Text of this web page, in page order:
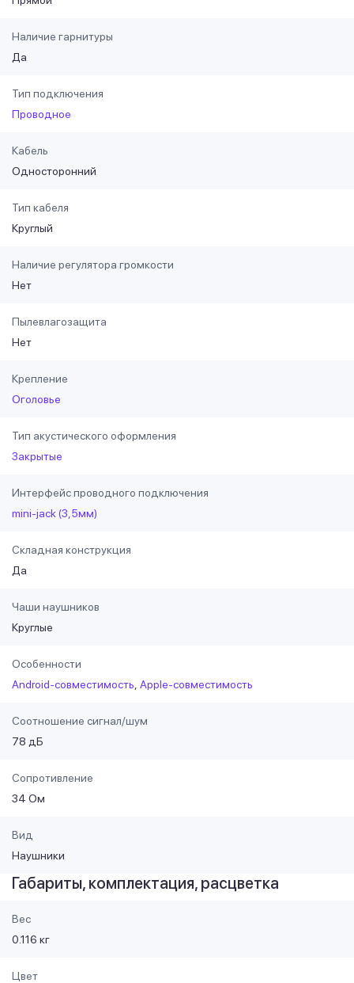
Наличие гарнитуры
Да
Тип подключения
Проводное
Кабель
Односторонний
Тип кабеля
Круглый
Наличие регулятора громкости
Нет
Пылевлагозащита
Нет
Крепление
Оголовье
Тип акустического оформления
Закрытые
Интерфейс проводного подключения
mini-jack (3,5мм)
Складная конструкция
Да
Чаши наушников
Круглые
Особенности
Android-совместимость Apple-совместимость
Соотношение сигнал/шум
78 дБ
Сопротивление
34 Ом
Вид
Наушники
Габариты, комплектация, расцветка
Вес
0.116 кг
Цвет